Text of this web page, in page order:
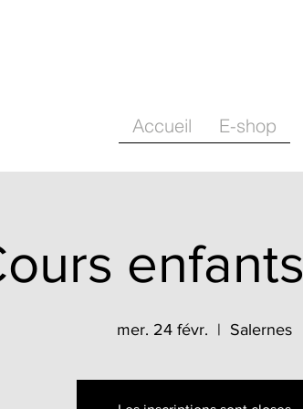
Accueil E-shop
mer. 24 févr.
  |
Salernes